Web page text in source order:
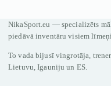
NikaSport.eu — specializēts
piedāvā inventāru visiem
To vada bijusī vingrotāja,
Lietuvu, Igauniju un ES.